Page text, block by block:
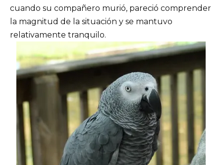
cuando su compañero murió, pareció comprender
la magnitud de la situación y se mantuvo
relativamente tranquilo.